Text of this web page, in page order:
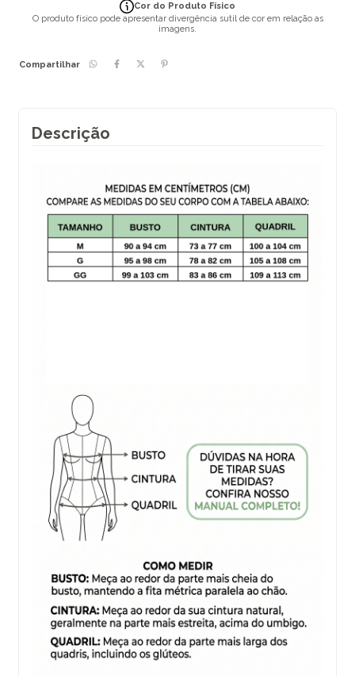
Cor do Produto Físico
O produto físico pode apresentar divergência sutil de cor em relação as
imagens.
Compartilhar
Descrição